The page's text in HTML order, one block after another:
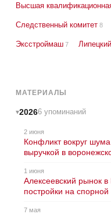
Высшая
Следственный комитет 8
Эксстроймаш 7
МАТЕРИАЛЫ
20266 упоминаний
2 июня
Конфликт вокруг
выручкой в
1 июня
Алексеевский рынок
постройки на
7 мая